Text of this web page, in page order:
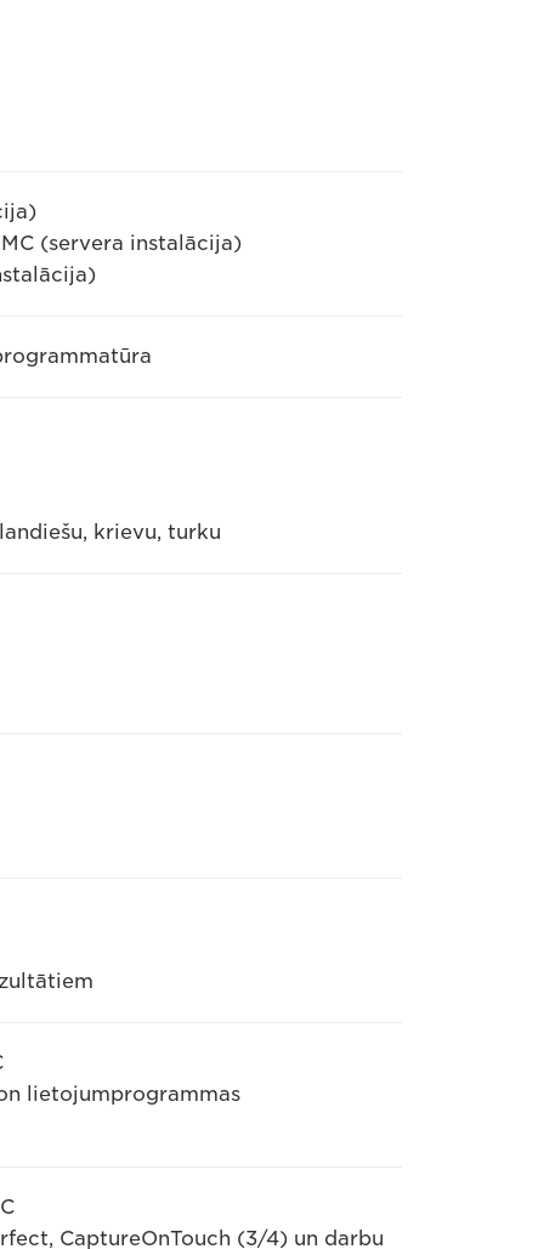
(servera instalācija)
krievu, turku
lietojumprogrammas
CaptureOnTouch (3/4) un darbu